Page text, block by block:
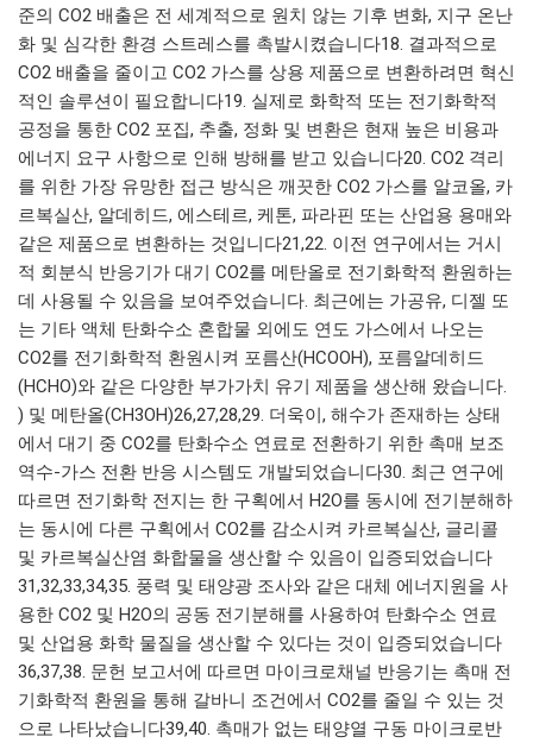
준의 CO2 배출은 전 세계적으로 원치 않는 기후 변화, 지구 온난
화 및 심각한 환경 스트레스를 촉발시켰습니다18. 결과적으로
CO2 배출을 줄이고 CO2 가스를 상용 제품으로 변환하려면 혁신
적인 솔루션이 필요합니다19. 실제로 화학적 또는 전기화학적
공정을 통한 CO2 포집, 추출, 정화 및 변환은 현재 높은 비용과
에너지 요구 사항으로 인해 방해를 받고 있습니다20. CO2 격리
를 위한 가장 유망한 접근 방식은 깨끗한 CO2 가스를 알코올, 카
르복실산, 알데히드, 에스테르, 케톤, 파라핀 또는 산업용 용매와
같은 제품으로 변환하는 것입니다21,22. 이전 연구에서는 거시
적 회분식 반응기가 대기 CO2를 메탄올로 전기화학적 환원하는
데 사용될 수 있음을 보여주었습니다. 최근에는 가공유, 디젤 또
는 기타 액체 탄화수소 혼합물 외에도 연도 가스에서 나오는
CO2를 전기화학적 환원시켜 포름산(HCOOH), 포름알데히드
(HCHO)와 같은 다양한 부가가치 유기 제품을 생산해 왔습니다.
) 및 메탄올(CH3OH)26,27,28,29. 더욱이, 해수가 존재하는 상태
에서 대기 중 CO2를 탄화수소 연료로 전환하기 위한 촉매 보조
역수-가스 전환 반응 시스템도 개발되었습니다30. 최근 연구에
따르면 전기화학 전지는 한 구획에서 H2O를 동시에 전기분해하
는 동시에 다른 구획에서 CO2를 감소시켜 카르복실산, 글리콜
및 카르복실산염 화합물을 생산할 수 있음이 입증되었습니다
31,32,33,34,35. 풍력 및 태양광 조사와 같은 대체 에너지원을 사
용한 CO2 및 H2O의 공동 전기분해를 사용하여 탄화수소 연료
및 산업용 화학 물질을 생산할 수 있다는 것이 입증되었습니다
36,37,38. 문헌 보고서에 따르면 마이크로채널 반응기는 촉매 전
기화학적 환원을 통해 갈바니 조건에서 CO2를 줄일 수 있는 것
으로 나타났습니다39,40. 촉매가 없는 태양열 구동 마이크로반